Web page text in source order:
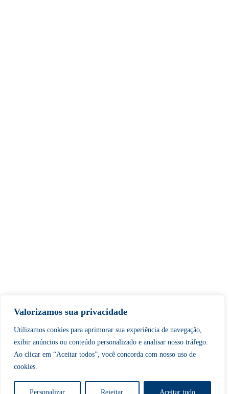
Valorizamos sua privacidade
Utilizamos cookies para aprimorar sua experiência de navegação,
exibir anúncios ou conteúdo personalizado e analisar nosso tráfego.
Ao clicar em “Aceitar todos”, você concorda com nosso uso de
cookies.
Personalizar Rejeitar Aceitar tudo